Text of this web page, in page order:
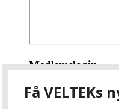
Medlemslogin
Brugernavn eller e-mail